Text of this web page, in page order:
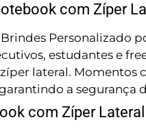
com Zíper
Personalizado
estudantes e
lateral. Momentos
a
com Zíper